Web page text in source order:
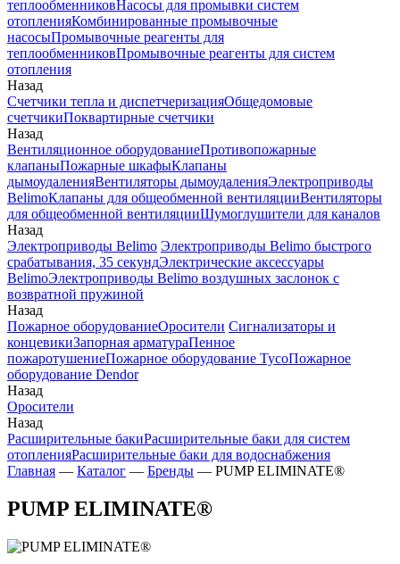
теплообменниковНасосы для промывки систем
отопленияКомбинированные промывочные
насосыПромывочные реагенты для
теплообменниковПромывочные реагенты для систем
отопления
Назад
Счетчики тепла и диспетчеризацияОбщедомовые
счетчикиПоквартирные счетчики
Назад
Вентиляционное оборудованиеПротивопожарные
клапаныПожарные шкафыКлапаны
дымоудаленияВентиляторы дымоудаленияЭлектроприводы
BelimoКлапаны для общеобменной вентиляцииВентиляторы
для общеобменной вентиляцииШумоглушители для каналов
Назад
Электроприводы Belimo Электроприводы Belimo быстрого
срабатывания, 35 секундЭлектрические аксессуары
BelimoЭлектроприводы Belimo воздушных заслонок c
возвратной пружиной
Назад
Пожарное оборудованиеОросители Сигнализаторы и
концевикиЗапорная арматураПенное
пожаротушениеПожарное оборудование TycoПожарное
оборудование Dendor
Назад
Оросители
Назад
Расширительные бакиРасширительные баки для систем
отопленияРасширительные баки для водоснабжения
Главная — Каталог — Бренды — PUMP ELIMINATE®
PUMP ELIMINATE®